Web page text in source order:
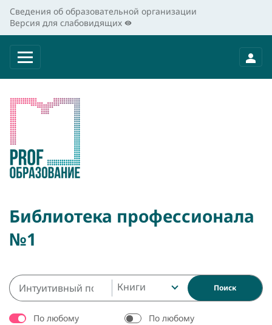
Сведения об образовательной организации
Версия для слабовидящих
Библиотека профессионала
№1
Книги Поиск
По любому
По любому